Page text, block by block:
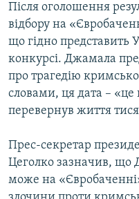
Після оголошення
відбору на
що гідно представить
конкурсі. Джамала
про трагедію
словами, ця дата –
перевернув життя
Прес-секретар
Цеголко зазначив, що
може на